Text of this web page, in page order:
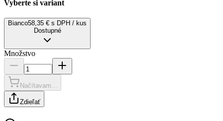
Vyberte si variant
Bianco58,35 € s DPH / kus
Dostupné
Množstvo
Načítavam...
Zdieľať